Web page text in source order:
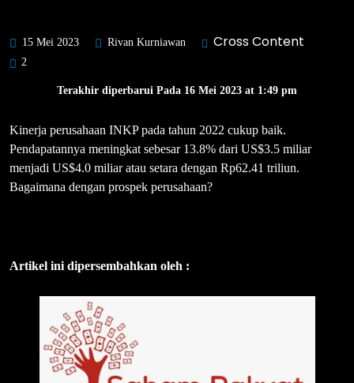
15 Mei 2023 Rivan Kurniawan Cross Content
2
Terakhir diperbarui Pada 16 Mei 2023 at 1:49 pm
Kinerja perusahaan INKP pada tahun 2022 cukup baik.
Pendapatannya meningkat sebesar 13.8% dari US$3.5 miliar
menjadi US$4.0 miliar atau setara dengan Rp62.41 triliun.
Bagaimana dengan prospek perusahaan?
Artikel ini dipersembahkan oleh :